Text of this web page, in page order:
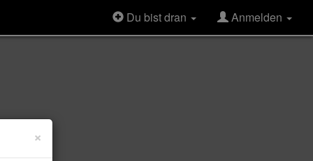
Du bist dran Anmelden
×